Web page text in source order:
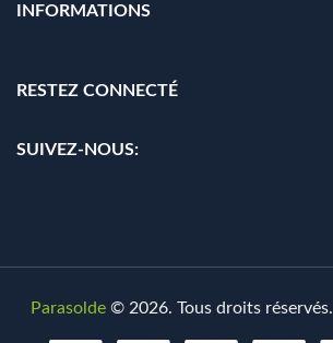
INFORMATIONS
RESTEZ CONNECTÉ
SUIVEZ-NOUS:
Parasolde© 2026. Tous droits réservés.